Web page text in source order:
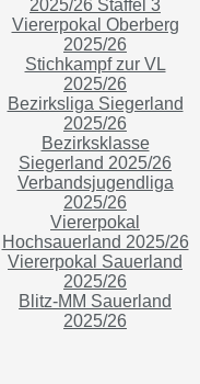
2025/26 Staffel 3
Viererpokal Oberberg
2025/26
Stichkampf zur VL
2025/26
Bezirksliga Siegerland
2025/26
Bezirksklasse
Siegerland 2025/26
Verbandsjugendliga
2025/26
Viererpokal
Hochsauerland 2025/26
Viererpokal Sauerland
2025/26
Blitz-MM Sauerland
2025/26